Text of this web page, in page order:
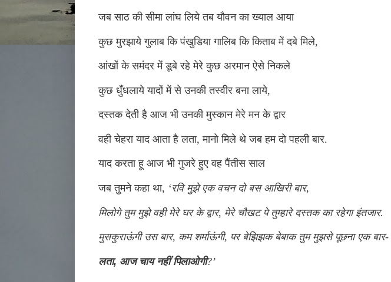
जब साठ की सीमा लांघ लिये तब यौवन का ख्याल आया
कुछ मुरझाये गुलाब कि पंखुडिया गालिब कि किताब में दबे मिले,
आंखों के समंदर में डूबे रहे मेरे कुछ अरमान ऐसे निकले
कुछ धुँधलाये यादों में से उनकी तस्वीर बना लाये,
दस्तक देती है आज भी उनकी मुस्कान मेरे मन के द्वार
वही चेहरा याद आता है लता,मानो मिले थे जब हम दो पहली बार.
याद करता हू आज भी गुजरे हुए वह पैंतीस साल
जब तुमने कहा था, ‘रवि मुझे एक वचन दो बस आखिरी बार,
मिलोगे तुम मुझे वही मेरे घर के द्वार, मेरे चौखट पे तुम्हारे दस्तक का रहेगा इंतजार.
मुसकुराऊंगी उस बार, कम शर्माऊंगी, पर बेझिझक बेबाक तुम मुझसे पूछना एक बार-
लता, आज चाय नहीं पिलाओगी?’